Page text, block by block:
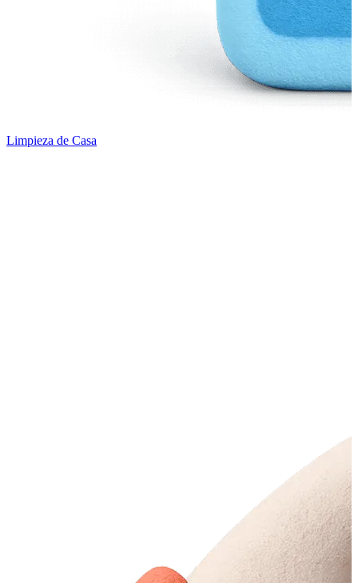
Limpieza de Casa